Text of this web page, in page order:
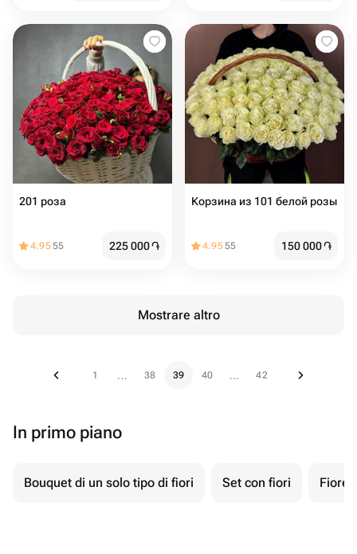
4.9555 225 000֏
Корзина из 101 белой розы
4.9555 150 000֏
Mostrare altro
1 ... 38 39 40 ... 42
In primo piano
Bouquet di un solo tipo di fiori Set con fiori Fiore